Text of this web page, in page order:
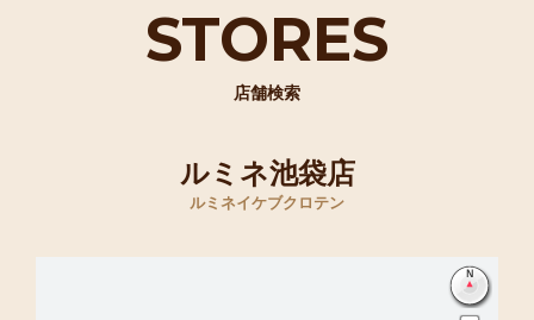
STORES
店舗検索
ルミネ池袋店
ルミネイケブクロテン